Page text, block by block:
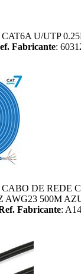
U/UTP
Fabricante:
DE REDE
AWG23 500M
Fabricante: